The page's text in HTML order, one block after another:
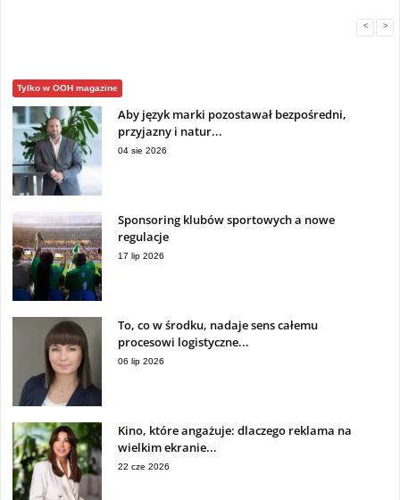
< >
Tylko w OOH magazine
Aby język marki pozostawał bezpośredni,
przyjazny i natur...
04 sie 2026
Sponsoring klubów sportowych a nowe
regulacje
17 lip 2026
To, co w środku, nadaje sens całemu
procesowi logistyczne...
06 lip 2026
Kino, które angażuje: dlaczego reklama na
wielkim ekranie...
22 cze 2026